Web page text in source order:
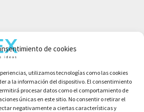
de cookies
utilizamos tecnologías como las cookies
a la información del dispositivo. El consentimiento
procesar datos como el comportamiento de
únicas en este sitio. No consentir o retirar el
negativamente a ciertas características y
Aviso legal
Condiciones de compra
Política de cookies